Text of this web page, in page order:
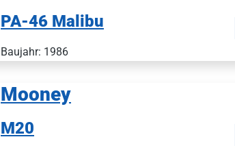
PA-46 Malibu
Baujahr: 1986
Mooney
M20